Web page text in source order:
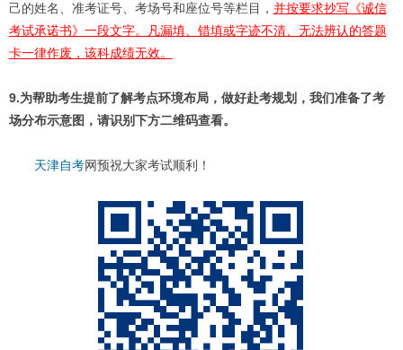
己的姓名、准考证号、考场号和座位号等栏目， 并按要求抄写《诚信
考试承诺书》一段文字。凡漏填、错填或字迹不清、无法辨认的答题
卡一律作废，该科成绩无效。
9.为帮助考生提前了解考点环境布局，做好赴考规划，我们准备了考
场分布示意图，请识别下方二维码查看。
天津自考网预祝大家考试顺利！